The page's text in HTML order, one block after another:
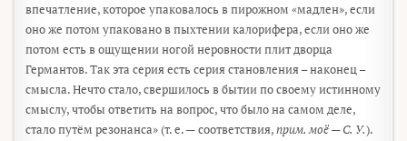
впечатление, которое упаковалось в пирожном «мадлен», если
оно же потом упаковано в пыхтении калорифера, если оно же
потом есть в ощущении ногой неровности плит дворца
Германтов. Так эта серия есть серия становления – наконец –
смысла. Нечто стало, свершилось в бытии по своему истинному
смыслу, чтобы ответить на вопрос, что было на самом деле,
стало путём резонанса» (т. е. — соответствия,прим. моё — С. У.).